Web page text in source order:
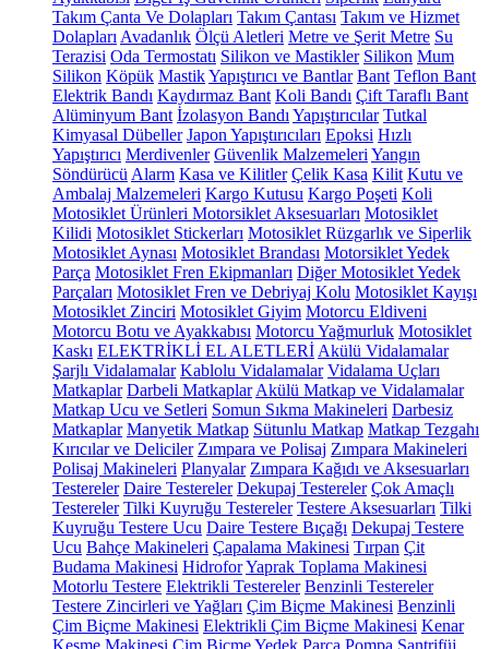
Takım Çanta Ve Dolapları Takım Çantası Takım ve Hizmet
Dolapları Avadanlık Ölçü Aletleri Metre ve Şerit Metre Su
Terazisi Oda Termostatı Silikon ve Mastikler Silikon Mum
Silikon Köpük MastikYapıştırıcı ve Bantlar Bant Teflon Bant
Elektrik Bandı Kaydırmaz Bant Koli Bandı Çift Taraflı Bant
Alüminyum Bant İzolasyon Bandı Yapıştırıcılar Tutkal
Kimyasal Dübeller Japon Yapıştırıcıları Epoksi Hızlı
Yapıştırıcı Merdivenler Güvenlik Malzemeleri Yangın
Söndürücü Alarm Kasa ve Kilitler Çelik Kasa Kilit Kutu ve
Ambalaj Malzemeleri Kargo Kutusu Kargo Poşeti Koli
Motosiklet Ürünleri Motorsiklet Aksesuarları Motosiklet
Kilidi Motosiklet Stickerları Motosiklet Rüzgarlık ve Siperlik
Motosiklet Aynası Motosiklet Brandası Motorsiklet Yedek
Parça Motosiklet Fren Ekipmanları Diğer Motosiklet Yedek
Parçaları Motosiklet Fren ve Debriyaj Kolu Motosiklet Kayışı
Motosiklet Zinciri Motosiklet Giyim Motorcu Eldiveni
Motorcu Botu ve Ayakkabısı Motorcu Yağmurluk Motosiklet
Kaskı ELEKTRİKLİ EL ALETLERİ Akülü Vidalamalar
Şarjlı Vidalamalar Kablolu Vidalamalar Vidalama Uçları
Matkaplar Darbeli Matkaplar Akülü Matkap ve Vidalamalar
Matkap Ucu ve Setleri Somun Sıkma Makineleri Darbesiz
Matkaplar Manyetik Matkap Sütunlu Matkap Matkap Tezgahı
Kırıcılar ve Deliciler Zımpara ve Polisaj Zımpara Makineleri
Polisaj Makineleri Planyalar Zımpara Kağıdı ve Aksesuarları
Testereler Daire Testereler Dekupaj Testereler Çok Amaçlı
Testereler Tilki Kuyruğu Testereler Testere Aksesuarları Tilki
Kuyruğu Testere Ucu Daire Testere Bıçağı Dekupaj Testere
Ucu Bahçe Makineleri Çapalama Makinesi Tırpan Çit
Budama Makinesi HidroforYaprak Toplama Makinesi
Motorlu Testere Elektrikli Testereler Benzinli Testereler
Testere Zincirleri ve Yağları Çim Biçme Makinesi Benzinli
Çim Biçme Makinesi Elektrikli Çim Biçme Makinesi Kenar
Kesme Makinesi Çim Biçme Yedek Parça Pompa Santrifüj